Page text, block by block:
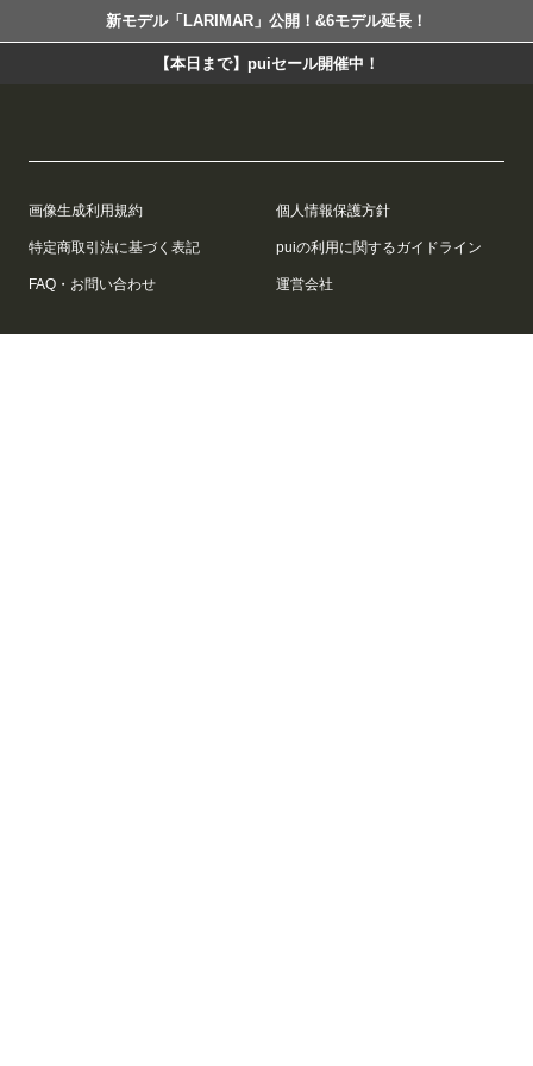
新モデル「LARIMAR」公開！&6モデル延長！
【本日まで】puiセール開催中！
画像生成利用規約 個人情報保護方針
特定商取引法に基づく表記 puiの利用に関するガイドライン
FAQ・お問い合わせ 運営会社